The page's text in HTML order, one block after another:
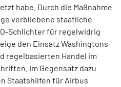
habe. Durch die Maßnahme
verbliebene staatliche
Schlichter für regelwidrig
den Einsatz Washingtons
regelbasierten Handel im
Im Gegensatz dazu
Staatshilfen für Airbus